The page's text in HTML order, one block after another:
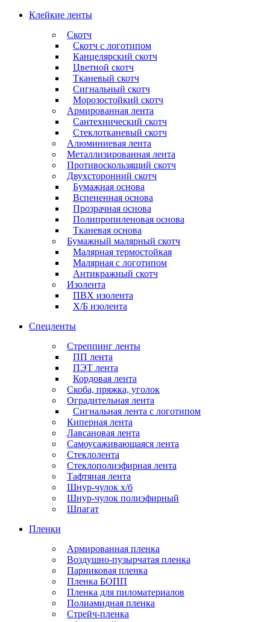
Клейкие ленты
Скотч
Скотч с логотипом
Канцелярский скотч
Цветной скотч
Тканевый скотч
Сигнальный скотч
Морозостойкий скотч
Армированная лента
Сантехнический скотч
Стеклотканевый скотч
Алюминиевая лента
Металлизированная лента
Противоскользящий скотч
Двухсторонний скотч
Бумажная основа
Вспененная основа
Прозрачная основа
Полипропиленовая основа
Тканевая основа
Бумажный малярный скотч
Малярная термостойкая
Малярная с логотипом
Антикражный скотч
Изолента
ПВХ изолента
Х/Б изолента
Спецленты
Стреппинг ленты
ПП лента
ПЭТ лента
Кордовая лента
Скоба, пряжка, уголок
Оградительная лента
Сигнальная лента с логотипом
Киперная лента
Лавсановая лента
Самоусаживающаяся лента
Стеклолента
Стеклополиэфирная лента
Тафтяная лента
Шнур-чулок х/б
Шнур-чулок полиэфирный
Шпагат
Пленки
Армированная пленка
Воздушно-пузырчатая пленка
Парниковая пленка
Пленка БОПП
Пленка для пиломатериалов
Полиамидная пленка
Стрейч-пленка